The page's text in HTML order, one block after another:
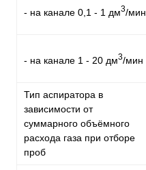
- на канале 0,1 - 1 дм3/мин
- на канале 1 - 20 дм3/мин
Тип аспиратора в
зависимости от
суммарного объёмного
расхода газа при отборе
проб